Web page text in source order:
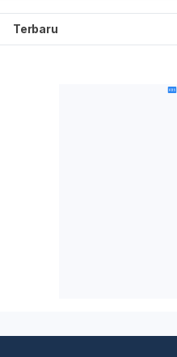
Terbaru